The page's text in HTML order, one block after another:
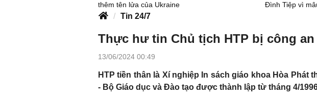
thêm tên lửa của Ukraine
Đình Tiệp vì
Tin 24/7
Thực hư tin Chủ tịch HTP bị công
13/06/2024 00:49
HTP tiền thân là Xí nghiệp In sách giáo khoa Hòa Phát
- Bộ Giáo dục và Đào tạo được thành lập từ tháng 4/